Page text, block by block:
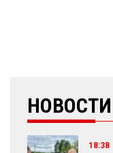
НОВОСТИ
18:38